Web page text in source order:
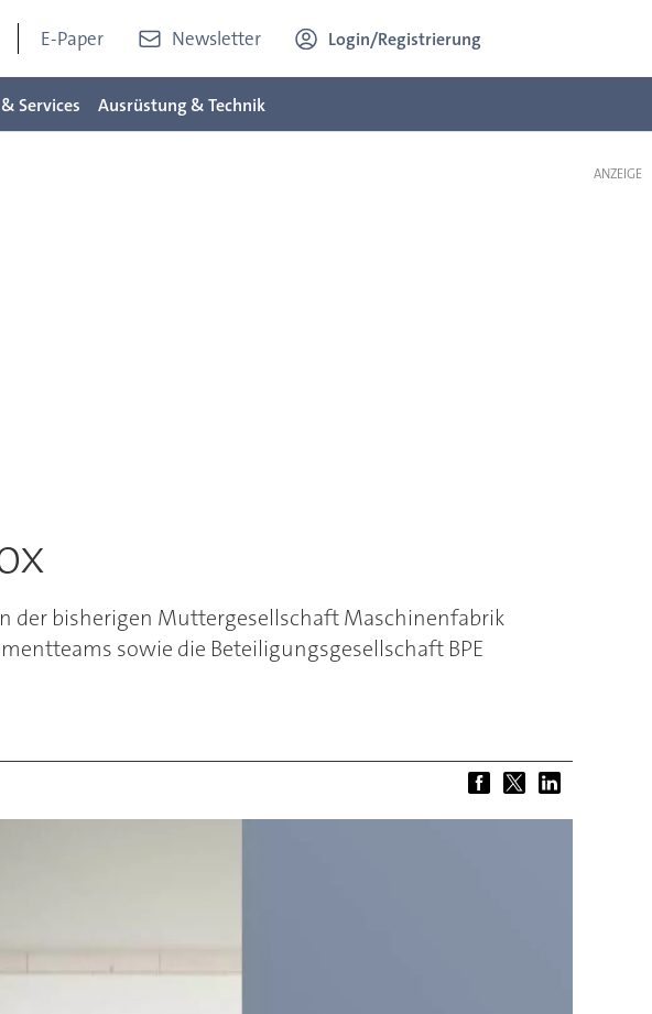
E-Paper Newsletter Login/Registrierung
Services Ausrüstung & Technik
der bisherigen Muttergesellschaft Maschinenfabrik
sowie die Beteiligungsgesellschaft BPE
ANZEIGE